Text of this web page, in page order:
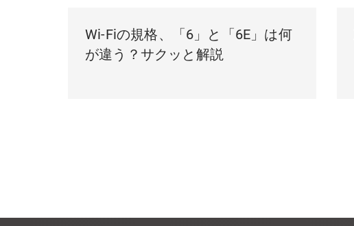
Wi-Fiの規格、「6」と「6E」は何
が違う？サクッと解説